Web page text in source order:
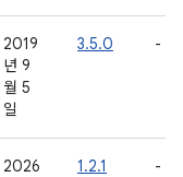
2019
년 9
월 5
일
3.5.0 -
2026
1.2.1 -